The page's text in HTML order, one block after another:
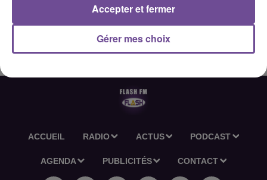
L'actu-région Flash FM du 12 06 2026 12h30
ACCUEIL RADIO ACTUS PODCAST
AGENDA PUBLICITÉS CONTACT
Gérer mes choix
Accepter et fermer